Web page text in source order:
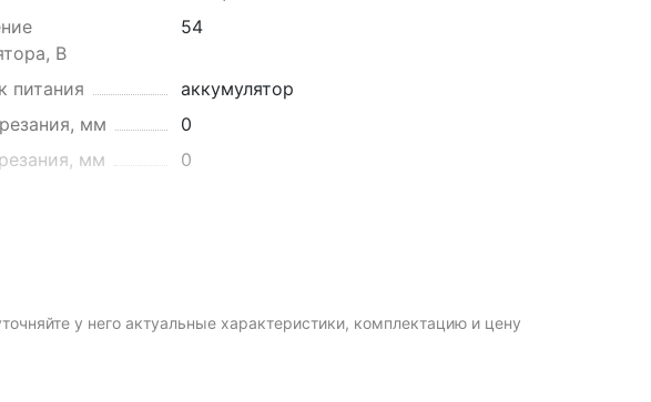
В
54
питания
аккумулятор
мм
0
мм 0
у него актуальные характеристики, комплектацию и цену